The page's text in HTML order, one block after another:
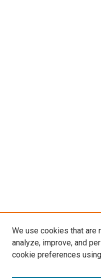
We use cookies that are
analyze, improve, and
cookie preferences